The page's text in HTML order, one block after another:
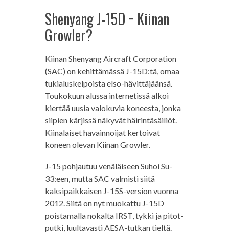
Shenyang J-15D − Kiinan
Growler?
Kiinan Shenyang Aircraft Corporation
(SAC) on kehittämässä J-15D:tä, omaa
tukialuskelpoista elso-hävittäjäänsä.
Toukokuun alussa internetissä alkoi
kiertää uusia valokuvia koneesta, jonka
siipien kärjissä näkyvät häirintäsäiliöt.
Kiinalaiset havainnoijat kertoivat
koneen olevan Kiinan Growler.
J-15 pohjautuu venäläiseen Suhoi Su-
33:een, mutta SAC valmisti siitä
kaksipaikkaisen J-15S-version vuonna
2012. Siitä on nyt muokattu J-15D
poistamalla nokalta IRST, tykki ja pitot-
putki, luultavasti AESA-tutkan tieltä.